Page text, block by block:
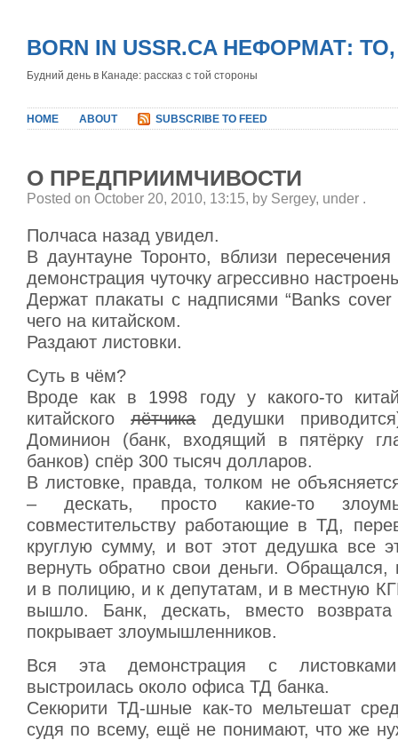
BORN IN USSR.CA НЕФОРМАТ:
Будний день в Канаде: рассказ с той стороны
HOME ABOUT SUBSCRIBE TO FEED
О ПРЕДПРИИМЧИВОСТИ
Posted on October 20, 2010, 13:15, by Sergey, under .
Полчаса назад увидел.
В даунтауне Торонто, вблизи
демонстрация чуточку агрессивно
Держат плакаты с надписями “Banks
чего на китайском.
Раздают листовки.
Суть в чём?
Вроде как в 1998 году у какого-то
китайскоголётчикадедушки
Доминион (банк, входящий в пятёрку
банков) спёр 300 тысяч долларов.
В листовке, правда, толком не
– дескать, просто какие-то
совместительству работающие в ТД,
круглую сумму, и вот этот дедушка все
вернуть обратно свои деньги. Обращался,
и в полицию, и к депутатам, и в местную
вышло. Банк, дескать, вместо
покрывает злоумышленников.
Вся эта демонстрация с
выстроилась около офиса ТД банка.
Секюрити ТД-шные как-то мельтешат
судя по всему, ещё не понимают, что же